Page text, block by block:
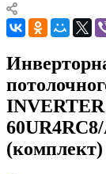
(комплект)